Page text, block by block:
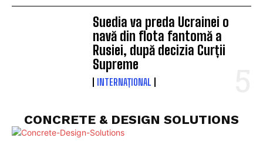
Suedia va preda Ucrainei o
navă din flota fantomă a
Rusiei, după decizia Curții
Supreme
INTERNAȚIONAL
CONCRETE & DESIGN SOLUTIONS